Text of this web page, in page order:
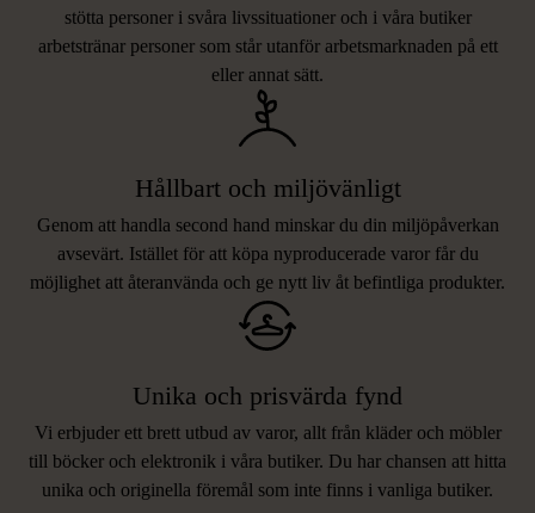
stötta personer i svåra livssituationer och i våra butiker
arbetstränar personer som står utanför arbetsmarknaden på ett
eller annat sätt.
Hållbart och miljövänligt
Genom att handla second hand minskar du din miljöpåverkan
avsevärt. Istället för att köpa nyproducerade varor får du
möjlighet att återanvända och ge nytt liv åt befintliga produkter.
Unika och prisvärda fynd
Vi erbjuder ett brett utbud av varor, allt från kläder och möbler
till böcker och elektronik i våra butiker. Du har chansen att hitta
unika och originella föremål som inte finns i vanliga butiker.
LIKNANDE PRODUKTER
Hitta produkter som påminner om denna